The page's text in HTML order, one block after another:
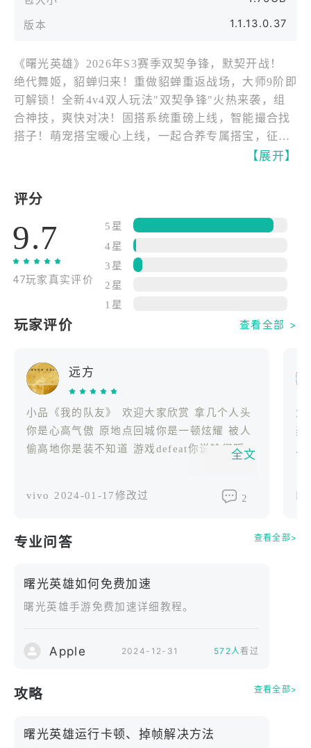
版本 1.1.13.0.37
《曙光英雄》2026年S3赛季双契争锋，默契开战！
绝代舞姬，貂蝉归来！重做貂蝉重返战场，大师9阶即
可解锁！全新4v4双人玩法"双契争锋"火热来袭，组
合神技，爽快对决！固搭系统重磅上线，智能撮合找
搭子！萌宠搭宝暖心上线，一起合养专属搭宝，征战
【绝代重生 貂蝉归来】
貂蝉归来，涅槃重生！貂蝉技能全面重做，飘逸舞步
暗藏杀机！操作手感超进化，大师9阶免费解锁！更有
传说皮肤【貂蝉·莲华照影】惊艳亮相！全新貂蝉主题
大厅同步上线，登录即享沉浸式视觉体验！
【契约开战 组合百变】
4v4契约对决，燃到停不下来！两人结成契约共享组
合技，你主控我爆发，配合拉满爽感翻倍！秘典养成
【天选搭子 一拍即合】
全新智能撮合系统为你量身匹配队友！综合英雄偏
好、分路、段位等多维信息，精准推荐天选搭档。告
别孤独单排，新赛季从默契配合开局！
双排春天来了！结成固定搭档，实时查看在线状态，
越丰厚。默契搭档，越打越上头！
结成固搭即可解锁专属宠物"搭宝"！改名、换装、升
级，每次互动和对局都是它的成长养分。从萌萌跟班
【小小世界 奇趣焕新】
规，完成任务免费领传说皮肤【哪吒·泡泡骑士】，购
搭子闯进小人国！
【展开】
评分
9.7
47玩家真实评价
5星
4星
3星
2星
1星
玩家评价 查看全部 >
远方
小品《我的队友》 欢迎大家欣赏 拿几个人头
你是心高气傲 原地点回城你是一顿炫耀 被人
偷高地你是装不知道 游戏defeat你说输得蹊跷
全文
vivo 2024-01-17修改过 2
角
美
人
专业问答 查看全部>
曙光英雄如何免费加速
曙光英雄手游免费加速详细教程。
Apple 2024-12-31 572人看过
攻略 查看全部>
曙光英雄运行卡顿、掉帧解决方法